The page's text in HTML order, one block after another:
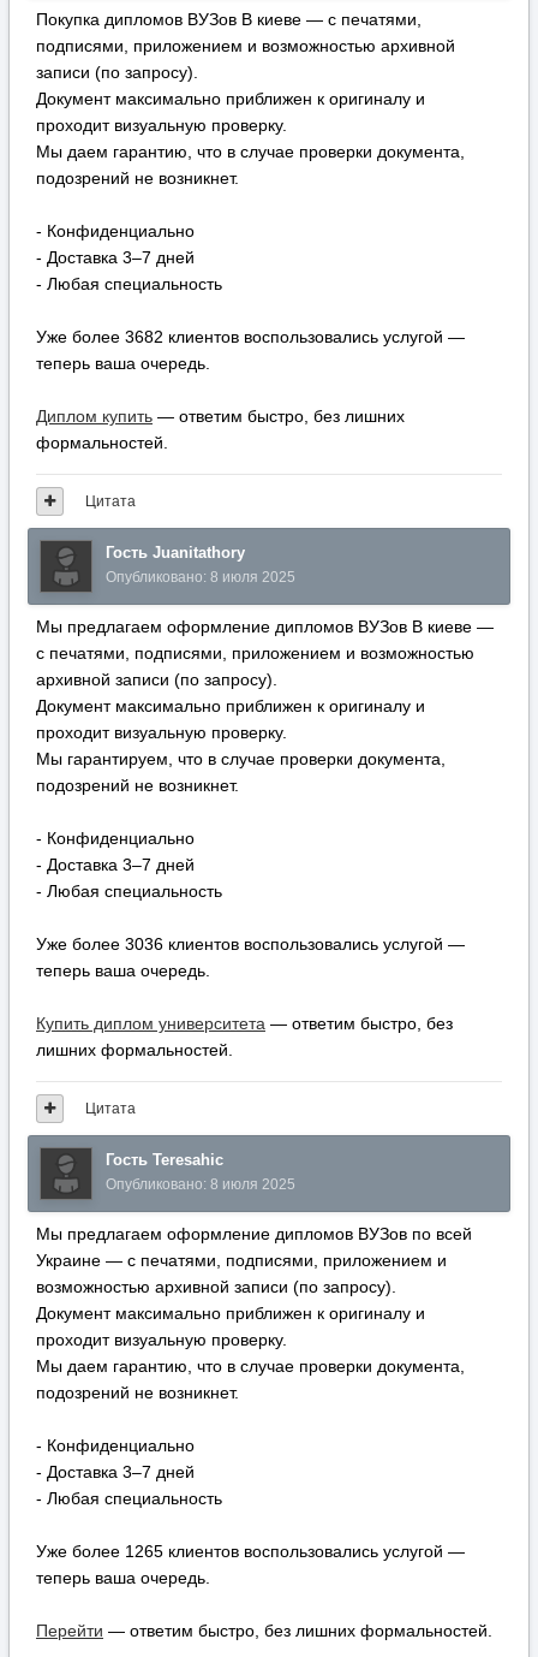
Покупка дипломов ВУЗов В киеве — с печатями,
подписями, приложением и возможностью архивной
записи (по запросу).
Документ максимально приближен к оригиналу и
проходит визуальную проверку.
Мы даем гарантию, что в случае проверки документа,
подозрений не возникнет.
- Конфиденциально
- Доставка 3–7 дней
- Любая специальность
Уже более 3682 клиентов воспользовались услугой —
теперь ваша очередь.
Диплом купить — ответим быстро, без лишних
формальностей.
Цитата
Гость Juanitathory
Опубликовано: 8 июля 2025
Мы предлагаем оформление дипломов ВУЗов В киеве —
с печатями, подписями, приложением и возможностью
архивной записи (по запросу).
Документ максимально приближен к оригиналу и
проходит визуальную проверку.
Мы гарантируем, что в случае проверки документа,
подозрений не возникнет.
- Конфиденциально
- Доставка 3–7 дней
- Любая специальность
Уже более 3036 клиентов воспользовались услугой —
теперь ваша очередь.
Купить диплом университета — ответим быстро, без
лишних формальностей.
Цитата
Гость Teresahic
Опубликовано: 8 июля 2025
Мы предлагаем оформление дипломов ВУЗов по всей
Украине — с печатями, подписями, приложением и
возможностью архивной записи (по запросу).
Документ максимально приближен к оригиналу и
проходит визуальную проверку.
Мы даем гарантию, что в случае проверки документа,
подозрений не возникнет.
- Конфиденциально
- Доставка 3–7 дней
- Любая специальность
Уже более 1265 клиентов воспользовались услугой —
теперь ваша очередь.
Перейти — ответим быстро, без лишних формальностей.